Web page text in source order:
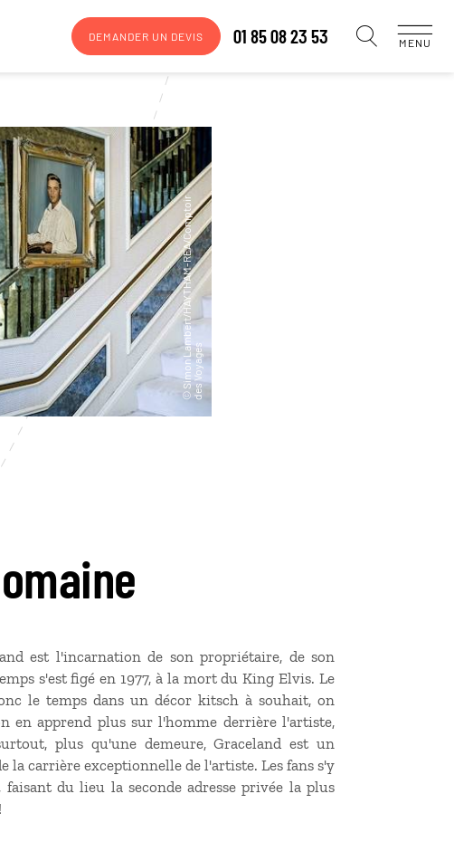
DEMANDER UN DEVIS 01 85 08 23 53 MENU
est l'incarnation de son propriétaire, de son
s'est figé en 1977, à la mort du King Elvis. Le
le temps dans un décor kitsch à souhait, on
en apprend plus sur l'homme derrière l'artiste,
plus qu'une demeure, Graceland est un
la carrière exceptionnelle de l'artiste. Les fans s'y
du lieu la seconde adresse privée la plus